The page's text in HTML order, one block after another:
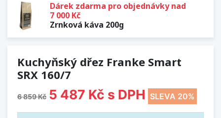
Dárek zdarma pro objednávky nad
7 000 Kč
Zrnková káva 200g
Kuchyňský dřez Franke Smart
SRX 160/7
6 859 Kč 5 487 Kč s DPH SLEVA 20%